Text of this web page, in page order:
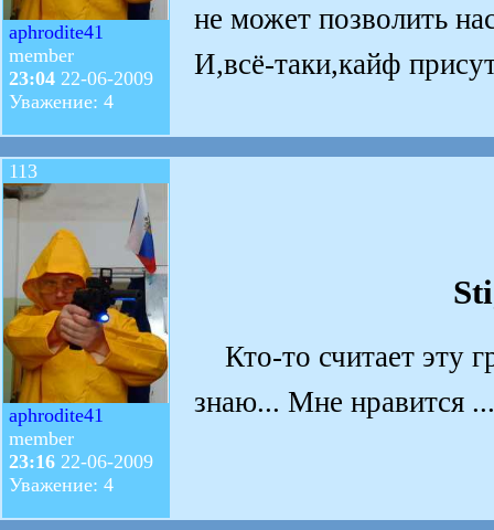
aphrodite41
member
23:04 22-06-2009
Уважение: 4
не может позволить
И,всё-таки,кайф
113
aphrodite41
member
23:16 22-06-2009
Уважение: 4
Кто-то считает эту
знаю... Мне нравится